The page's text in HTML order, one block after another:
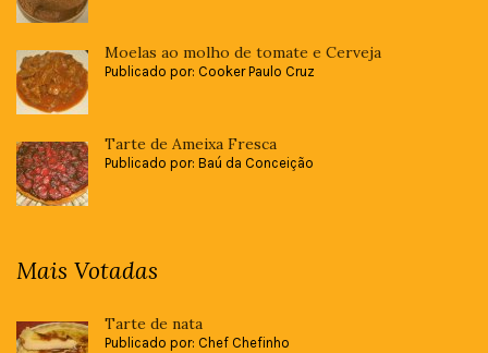
Moelas ao molho de tomate e Cerveja
Publicado por: Cooker Paulo Cruz
Tarte de Ameixa Fresca
Publicado por: Baú da Conceição
Mais Votadas
Tarte de nata
Publicado por: Chef Chefinho